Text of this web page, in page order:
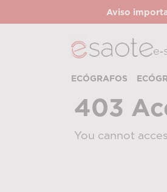
Aviso
ECÓGRAFOS
403
You cannot